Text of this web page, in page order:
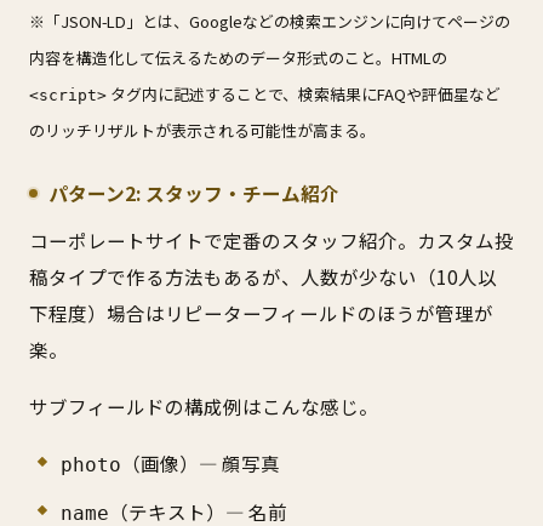
※「JSON-LD」とは、Googleなどの検索エンジンに向けてページの
内容を構造化して伝えるためのデータ形式のこと。HTMLの
<script> タグ内に記述することで、検索結果にFAQや評価星など
のリッチリザルトが表示される可能性が高まる。
パターン2: スタッフ・チーム紹介
コーポレートサイトで定番のスタッフ紹介。カスタム投
稿タイプで作る方法もあるが、人数が少ない（10人以
下程度）場合はリピーターフィールドのほうが管理が
楽。
サブフィールドの構成例はこんな感じ。
photo （画像）— 顔写真
name （テキスト）— 名前